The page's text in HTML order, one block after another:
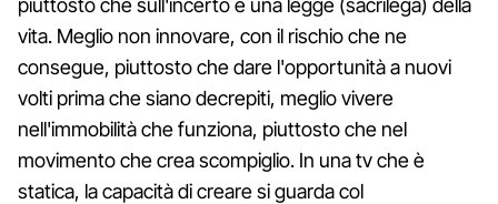
piuttosto che sull'incerto è una legge (sacrilega) della
vita. Meglio non innovare, con il rischio che ne
consegue, piuttosto che dare l'opportunità a nuovi
volti prima che siano decrepiti, meglio vivere
nell'immobilità che funziona, piuttosto che nel
movimento che crea scompiglio. In una tv che è
statica, la capacità di creare si guarda col